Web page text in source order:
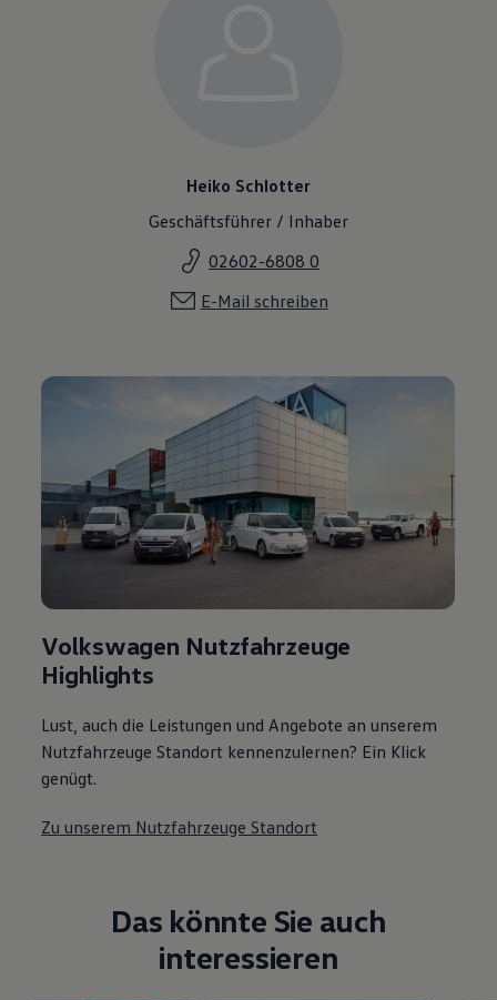
Heiko Schlotter
Geschäftsführer / Inhaber
02602-6808 0
E-Mail schreiben
Volkswagen Nutzfahrzeuge
Highlights
Lust, auch die Leistungen und Angebote an unserem
Nutzfahrzeuge Standort kennenzulernen? Ein Klick
genügt.
Zu unserem Nutzfahrzeuge Standort
Das könnte Sie auch
interessieren